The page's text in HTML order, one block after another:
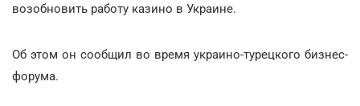
возобновить работу казино в Украине.
Об этом он сообщил во время украино-турецкого бизнес-
форума.